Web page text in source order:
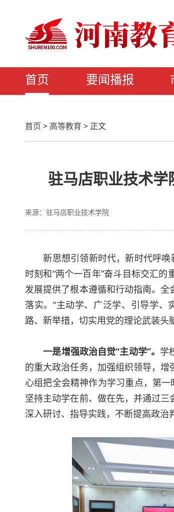
首页 要闻播报
首页 > 高等教育 > 正文
驻马店职业技术
来源：驻马店职业技术学院
新思想引领新时代，新时代呼唤
时刻和“两个一百年”奋斗目标交汇
发展提供了根本遵循和行动指南。
落实。“主动学、广泛学、引导学
路、新举措，切实用党的理论武装头
一是增强政治自觉“主动学”。 学
的重大政治任务，加强组织领导，
心组把全会精神作为学习重点，第一
坚持主动学在前、做在先，并通过三
深入研讨、指导实践，不断提高政治